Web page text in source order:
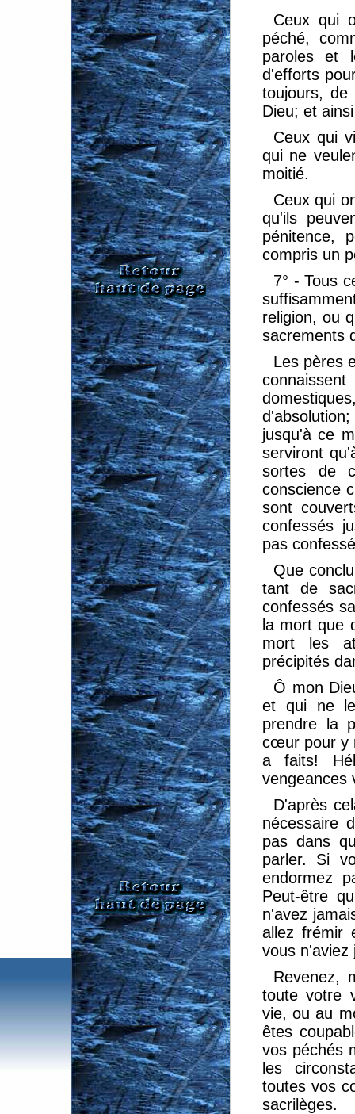
Ceux qui
péché,
paroles et
d'efforts
toujours,
Dieu; et
Ceux qui
qui ne
moitié.
Ceux qui
qu'ils
pénitence,
compris un
7° - Tous
religion, ou
sacrements
Les pères
jusqu'à ce
serviront
sortes de
conscience
sont
confessés
pas
Que
tant de
confessés
la mort que
mort les
précipités
Ô mon
et qui ne
prendre la
cœur pour y
a faits!
vengeances
D'après
nécessaire
pas dans
parler. Si
endormez
Peut-être
n'avez
allez frémir
vous n'aviez
Revenez,
toute votre
vie, ou au
êtes
vos péchés
les
toutes vos
sacrilèges.